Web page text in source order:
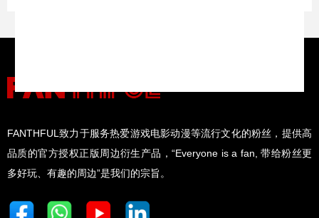
FANTHFUL致力于服务热爱游戏电影动漫等流行文化的粉丝，提供高
品质的官方授权正版周边衍生产品，“Everyone is a fan, 带给粉丝更
多好玩、有趣的周边”是我们的宗旨。